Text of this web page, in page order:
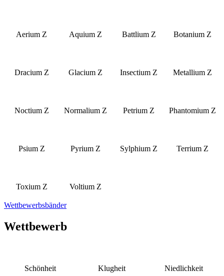
Aerium Z Aquium Z Battlium Z Botanium Z
Dracium Z Glacium Z Insectium Z Metallium Z
Noctium Z Normalium Z Petrium Z Phantomium Z
Psium Z Pyrium Z Sylphium Z Terrium Z
Toxium Z Voltium Z
Wettbewerbsbänder
Wettbewerb
Schönheit Klugheit Niedlichkeit